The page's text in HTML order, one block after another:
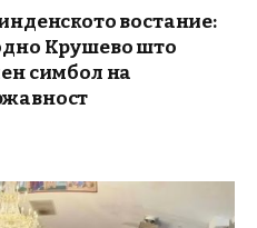
востание:
Крушево што
симбол на